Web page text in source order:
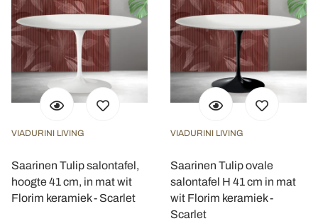
VIADURINI LIVING
Saarinen Tulip salontafel,
hoogte 41 cm, in mat wit
Florim keramiek - Scarlet
VIADURINI LIVING
Saarinen Tulip ovale
salontafel H 41 cm in mat
wit Florim keramiek -
Scarlet